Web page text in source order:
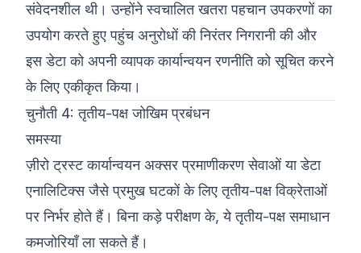
संवेदनशील थी। उन्होंने स्वचालित खतरा पहचान उपकरणों का
उपयोग करते हुए पहुंच अनुरोधों की निरंतर निगरानी की और
इस डेटा को अपनी व्यापक कार्यान्वयन रणनीति को सूचित करने
के लिए एकीकृत किया।
चुनौती 4: तृतीय-पक्ष जोखिम प्रबंधन
समस्या
ज़ीरो ट्रस्ट कार्यान्वयन अक्सर प्रमाणीकरण सेवाओं या डेटा
एनालिटिक्स जैसे प्रमुख घटकों के लिए तृतीय-पक्ष विक्रेताओं
पर निर्भर होते हैं। बिना कड़े परीक्षण के, ये तृतीय-पक्ष समाधान
कमजोरियाँ ला सकते हैं।